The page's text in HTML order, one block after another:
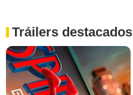
Tráilers destacados